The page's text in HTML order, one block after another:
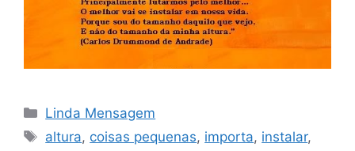
Categorias
Linda Mensagem
Tags
altura, coisas pequenas, importa, instalar,